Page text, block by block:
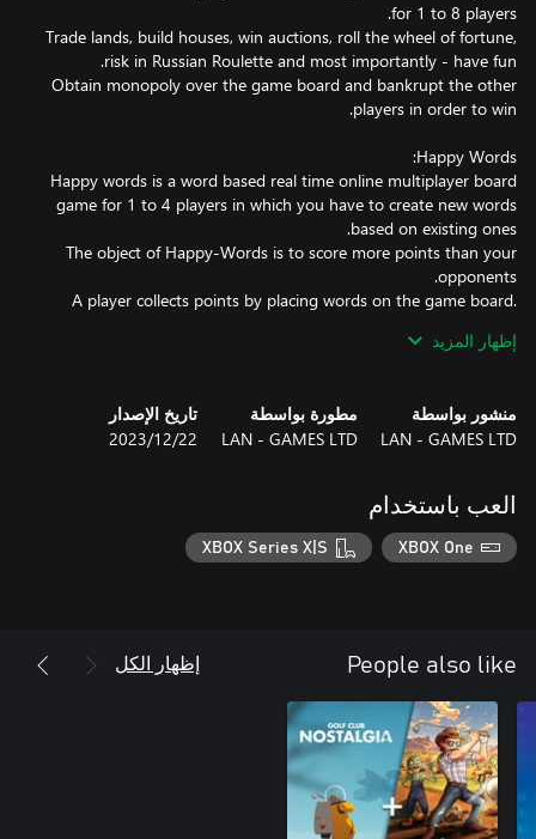
Trade lands, build houses, win auctions, roll the wheel of fortune,
Obtain monopoly over the game board and bankrupt the other
Happy words is a word based real time online multiplayer board
game for 1 to 4 players in which you have to create new words
The object of Happy-Words is to score more points than your
A player collects points by placing words on the game board.
Farm Builder is strategy puzzle board game in which you have to
construct farms, roads and surround windmills and water-towers
The game is online multiplayer and in each room can play
3) Solo vs good AI opponent
إظهار المزيد
منشور بواسطة
LAN - GAMES LTD
مطورة بواسطة
LAN - GAMES LTD
تاريخ الإصدار
22‏/12‏/2023
العب باستخدام
XBOX One
XBOX Series X|S
People also like إظهار الكل